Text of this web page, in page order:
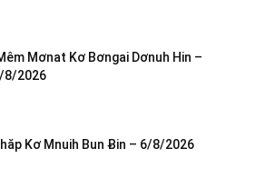
Mơnat Kơ Bơngai Dơnuh Hin –
8/2026
Kơ Mnuih Bun Ƀin – 6/8/2026